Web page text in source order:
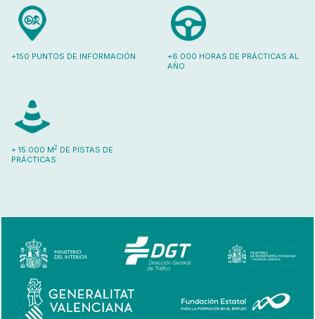
+150 PUNTOS DE INFORMACIÓN
+6.000 HORAS DE PRÁCTICAS AL
AÑO
+ 15.000 M2 DE PISTAS DE
PRÁCTICAS